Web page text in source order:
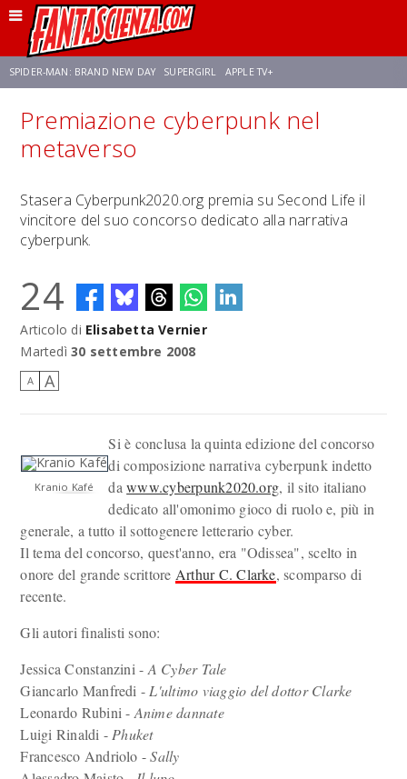
SPIDER-MAN: BRAND NEW DAY SUPERGIRL APPLE TV+
FRANCO RICCIARDIELLO ZENDAYA AVENGERS: DOOMSDAY STAR TREK
Premiazione cyberpunk nel
metaverso
Stasera Cyberpunk2020.org premia su Second Life il
vincitore del suo concorso dedicato alla narrativa
cyberpunk.
24
Articolo di Elisabetta Vernier
Martedì 30 settembre 2008
A A
Kranio Kafé
Si è conclusa la quinta edizione del concorso
di composizione narrativa cyberpunk indetto
dawww.cyberpunk2020.org, il sito italiano
dedicato all'omonimo gioco di ruolo e, più in
generale, a tutto il sottogenere letterario cyber.
Il tema del concorso, quest'anno, era "Odissea", scelto in
onore del grande scrittore Arthur C. Clarke, scomparso di
recente.
Gli autori finalisti sono:
Jessica Constanzini - A Cyber Tale
Giancarlo Manfredi - L'ultimo viaggio del dottor Clarke
Leonardo Rubini - Anime dannate
Luigi Rinaldi - Phuket
Francesco Andriolo -Sally